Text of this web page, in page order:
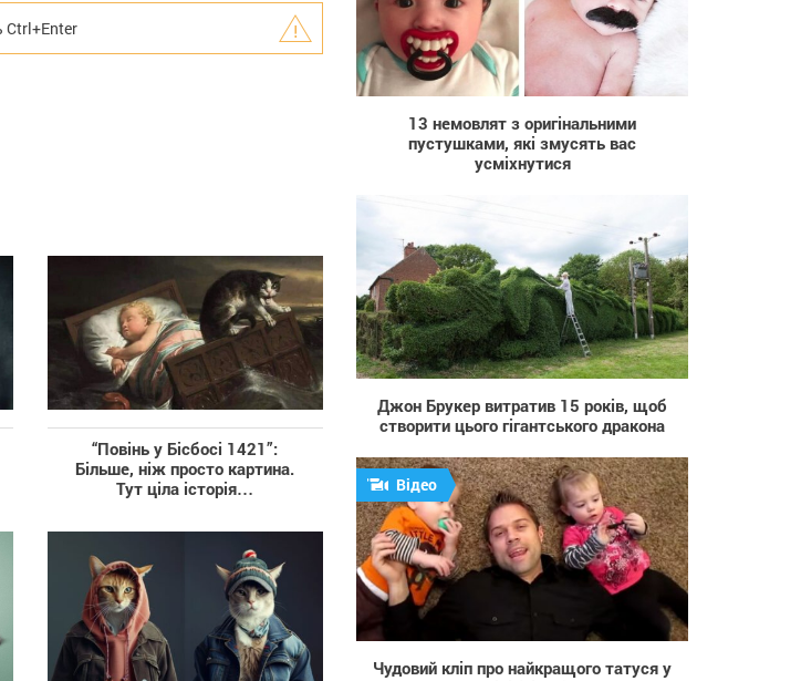
Ctrl+Enter
“Повінь у Бісбосі 1421”:
Більше, ніж просто картина.
Тут ціла історія…
1 814
13 немовлят з оригінальними
пустушками, які змусять вас
усміхнутися
679
Джон Брукер витратив 15 років, щоб
створити цього гігантського дракона
1 900
Відео
Чудовий кліп про найкращого татуся у